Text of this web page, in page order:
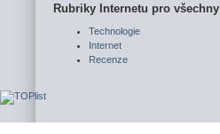
Rubriky Internetu pro všechny
Technologie
Internet
Recenze